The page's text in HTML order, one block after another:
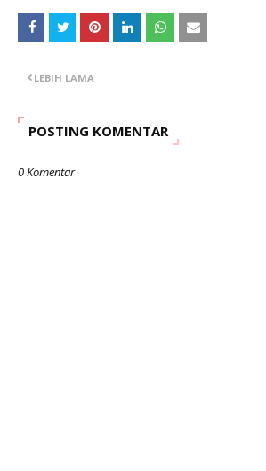
LEBIH LAMA
POSTING KOMENTAR
0 Komentar